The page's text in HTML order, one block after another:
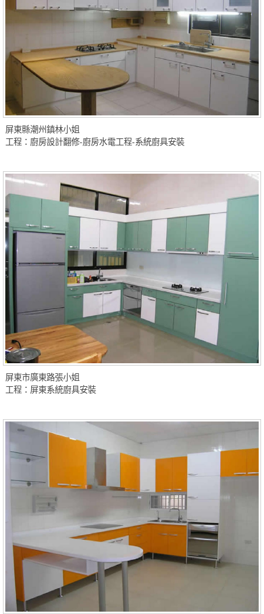
屏東縣潮州鎮林小姐
工程：廚房設計翻修-廚房水電工程-系統廚具安裝
屏東市廣東路張小姐
工程：屏東系統廚具安裝